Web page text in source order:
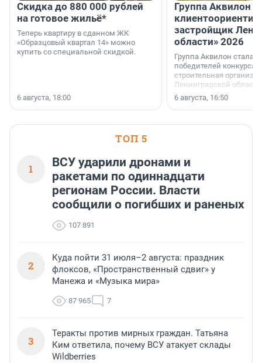
Скидка до 880 000 рублей
на готовое жильё*
Теперь квартиру в сданном ЖК
«Образцовый квартал 14» можно
купить со специальной скидкой.
6 августа, 18:00
Группа Аквилон
застройщик
области» 2026
Группа Аквилон стала
победителей конкурса
строительная
Ленинградской области
номинации «Самый
застройщик
области».
6 августа, 16:50
ТОП 5
1
ВСУ ударили дронами и
ракетами по одиннадцати
регионам России. Власти
сообщили о погибших и раненых
107 891
2
Куда пойти 31 июля–2 августа: праздник
флоксов, «Пространственный сдвиг» у
Манежа и «Музыка мира»
87 965 7
3
Теракты против мирных граждан. Татьяна
Ким ответила, почему ВСУ атакует склады
Wildberries